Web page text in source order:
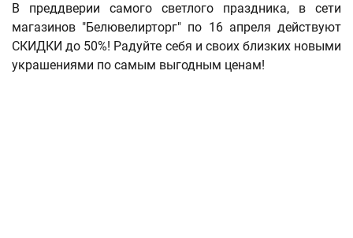
В преддверии самого светлого праздника, в сети
магазинов "Белювелирторг" по 16 апреля действуют
СКИДКИ до 50%! Радуйте себя и своих близких новыми
украшениями по самым выгодным ценам!